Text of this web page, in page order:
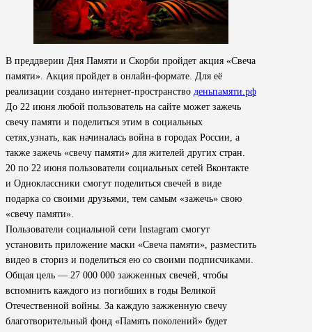
В преддверии Дня Памяти и Скорби пройдет акция «Свеча
памяти». Акция пройдет в онлайн-формате. Для её
реализации создано интернет-пространство деньпамяти.рф
До 22 июня любой пользователь на сайте может зажечь
свечу памяти и поделиться этим в социальных
сетях,узнать, как начиналась война в городах России, а
также зажечь «свечу памяти» для жителей других стран.
20 по 22 июня пользователи социальных сетей Вконтакте
и Одноклассники смогут поделиться свечей в виде
подарка со своими друзьями, тем самым «зажечь» свою
«свечу памяти».
Пользователи социальной сети Instagram смогут
установить приложение маски «Свеча памяти», разместить
видео в сториз и поделиться ею со своими подписчиками.
Общая цель — 27 000 000 зажженных свечей, чтобы
вспомнить каждого из погибших в годы Великой
Отечественной войны. За каждую зажженную свечу
благотворительный фонд «Память поколений» будет